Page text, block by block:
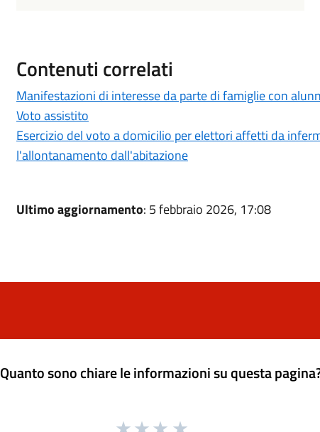
Contenuti correlati
Manifestazioni di interesse da parte di famiglie con
Voto assistito
Esercizio del voto a domicilio per elettori affetti da
l'allontanamento dall'abitazione
Ultimo aggiornamento: 5 febbraio 2026, 17:08
Quanto sono chiare le informazioni su questa